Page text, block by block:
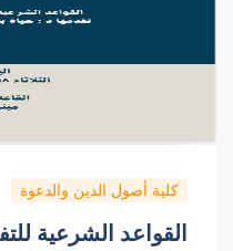
كلية أصول الدين والدعوة
القواعد الشرعية